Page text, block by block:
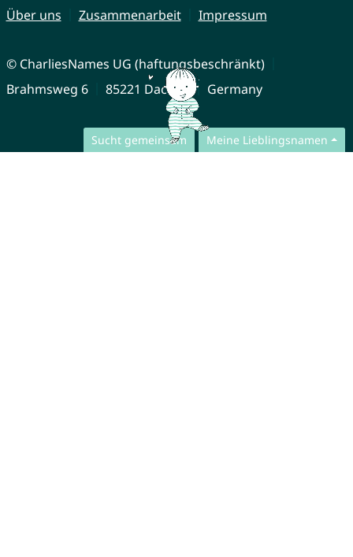
Sucht gemeinsam Meine Lieblingsnamen
Über uns
Zusammenarbeit Impressum
© CharliesNames UG (haftungsbeschränkt)
Brahmsweg 6
85221 Dachau Germany